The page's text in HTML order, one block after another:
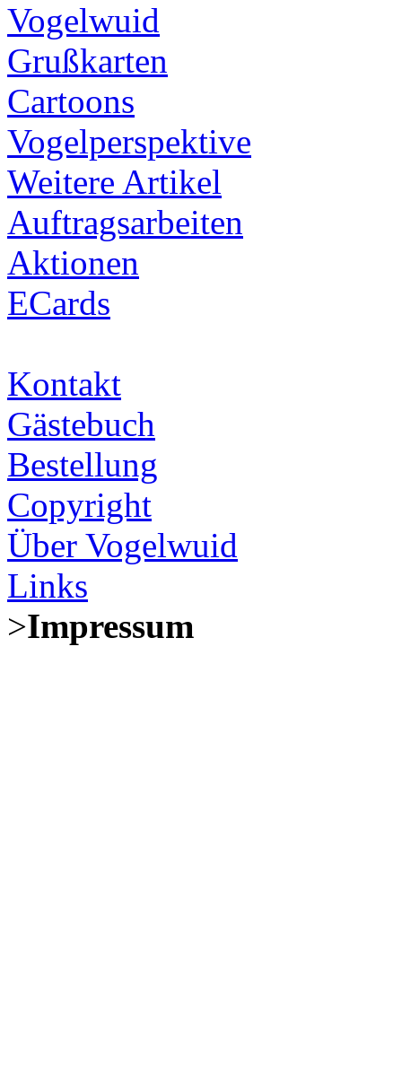
Vogelwuid
Grußkarten
Cartoons
Vogelperspektive
Weitere Artikel
Auftragsarbeiten
Aktionen
ECards
Kontakt
Gästebuch
Bestellung
Copyright
Über Vogelwuid
Links
>Impressum